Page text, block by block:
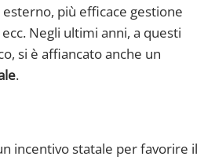
più efficace gestione
Negli ultimi anni, a questi
si è affiancato anche un
.
incentivo statale per favorire il